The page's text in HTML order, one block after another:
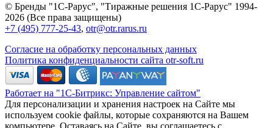
© Бренды "1С-Рарус", "Тиражные решения 1С-Рарус" 1994-
2026 (Все права защищены)
+7 (495) 777-25-43, otr@otr.rarus.ru
Согласие на обработку персональных данных
Политика конфиденциальности сайта otr-soft.ru
Работает на "1С-Битрикс: Управление сайтом"
Для персонализации и хранения настроек на Сайте мы
используем cookie файлы, которые сохраняются на Вашем
компьютере. Оставаясь на Сайте, вы соглашаетесь с